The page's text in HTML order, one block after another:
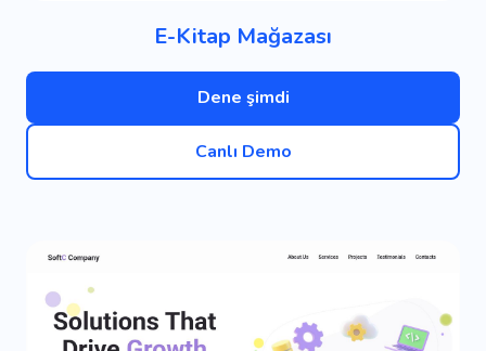
E-Kitap Mağazası
Dene şimdi
Canlı Demo